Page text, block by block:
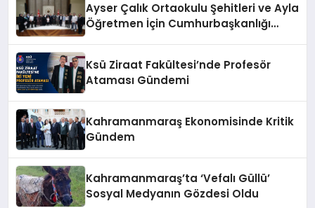
Ayser Çalık Ortaokulu Şehitleri ve Ayla
Öğretmen İçin Cumhurbaşkanlığı
Ksü Ziraat Fakültesi’nde Profesör
Ataması Gündemi
Kahramanmaraş Ekonomisinde Kritik
Gündem
Kahramanmaraş’ta ‘Vefalı Güllü’
Sosyal Medyanın Gözdesi Oldu